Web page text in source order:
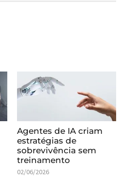
Agentes de IA criam
estratégias de
sobrevivência sem
treinamento
02/06/2026